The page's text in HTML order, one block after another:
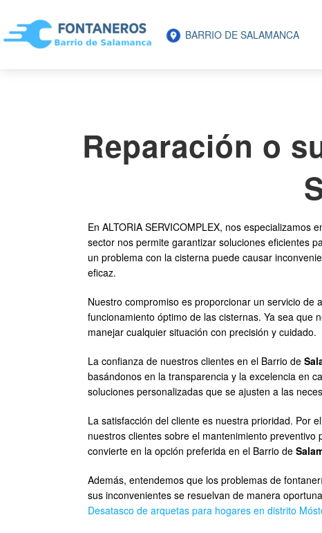
BARRIO DE SALAMANCA
Reparación o
En ALTORIA SERVICOMPLEX, nos especializamos
sector nos permite garantizar soluciones eficientes
un problema con la cisterna puede causar
eficaz.
Nuestro compromiso es proporcionar un servicio
funcionamiento óptimo de las cisternas. Ya sea que
manejar cualquier situación con precisión y cuidado.
La confianza de nuestros clientes en el Barrio de
basándonos en la transparencia y la excelencia en
soluciones personalizadas que se ajusten a las
La satisfacción del cliente es nuestra prioridad. Por
nuestros clientes sobre el mantenimiento
convierte en la opción preferida en el Barrio de
Además, entendemos que los problemas de
sus inconvenientes se resuelvan de manera
Desatasco de arquetas para hogares en distrito